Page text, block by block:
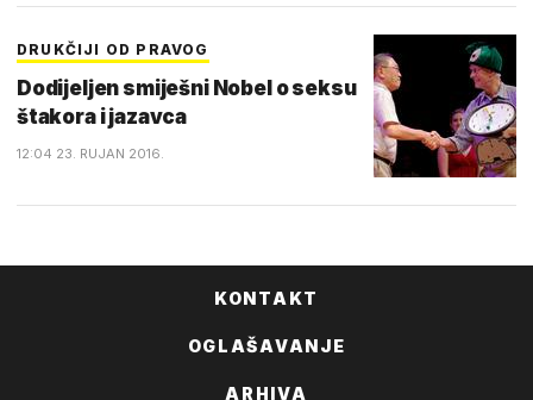
DRUKČIJI OD PRAVOG
Dodijeljen smiješni Nobel o seksu
štakora i jazavca
12:04 23. RUJAN 2016.
KONTAKT
OGLAŠAVANJE
ARHIVA